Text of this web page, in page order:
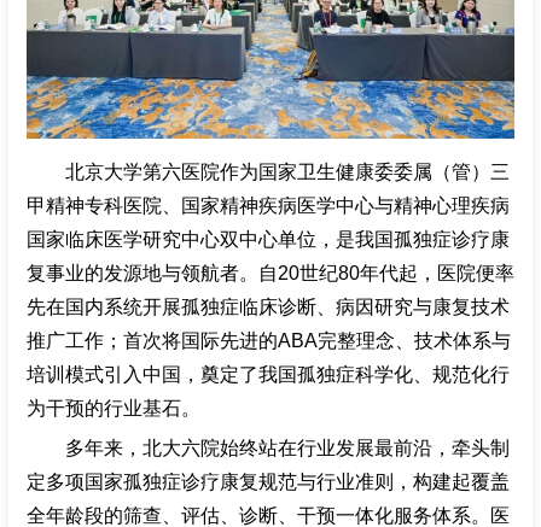
北京大学第六医院作为国家卫生健康委委属（管）三
甲精神专科医院、国家精神疾病医学中心与精神心理疾病
国家临床医学研究中心双中心单位，是我国孤独症诊疗康
复事业的发源地与领航者。自20世纪80年代起，医院便率
先在国内系统开展孤独症临床诊断、病因研究与康复技术
推广工作；首次将国际先进的ABA完整理念、技术体系与
培训模式引入中国，奠定了我国孤独症科学化、规范化行
为干预的行业基石。
多年来，北大六院始终站在行业发展最前沿，牵头制
定多项国家孤独症诊疗康复规范与行业准则，构建起覆盖
全年龄段的筛查、评估、诊断、干预一体化服务体系。医